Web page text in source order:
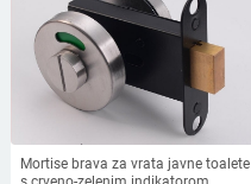
Mortise brava za vrata javne toalete